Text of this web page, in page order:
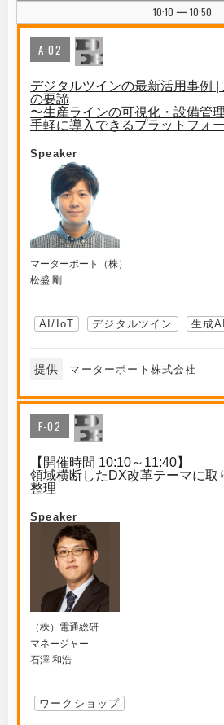
10:10
| 10:50
A-02
デジタルツインの最新活用事例
の要諦
〜生産ラインの可視化・設備管
手軽に導入できるプラットフォ
Speaker
マーターポート（株）
松盛 剛
AI/IoT デジタルツイン 生成AI
提供 マーターポート株式会社
F-02
【開催時間 10:10～11:40】
領域横断したDX改革テーマに取
整理
Speaker
（株）電通総研
マネージャー
石澤 和浩
ワークショップ